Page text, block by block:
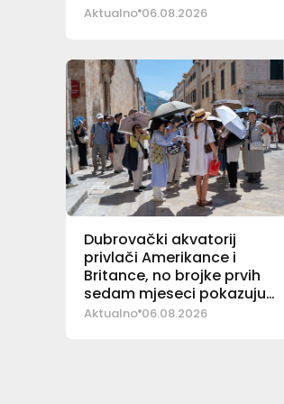
Aktualno 06.08.2026
Dubrovački akvatorij
privlači Amerikance i
Britance, no brojke prvih
sedam mjeseci pokazuju
pad
Aktualno 06.08.2026